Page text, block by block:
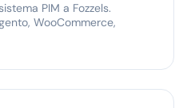
PIM a Fozzels.
WooCommerce,